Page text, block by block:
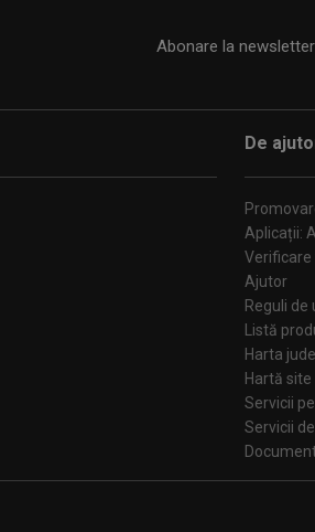
Abonare la newsletter
De
Aplicații:
Ajutor
Reguli de
Listă
Harta
Hartă site
Servicii
Servicii